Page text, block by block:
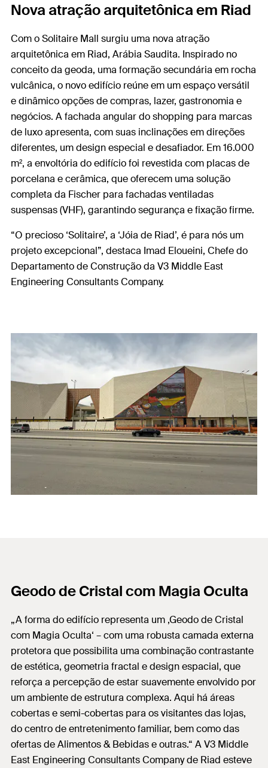
Nova atração arquitetônica em Riad
Com o Solitaire Mall surgiu uma nova atração
arquitetônica em Riad, Arábia Saudita. Inspirado no
conceito da geoda, uma formação secundária em rocha
vulcânica, o novo edifício reúne em um espaço versátil
e dinâmico opções de compras, lazer, gastronomia e
negócios. A fachada angular do shopping para marcas
de luxo apresenta, com suas inclinações em direções
diferentes, um design especial e desafiador. Em 16.000
m², a envoltória do edifício foi revestida com placas de
porcelana e cerâmica, que oferecem uma solução
completa da Fischer para fachadas ventiladas
suspensas (VHF), garantindo segurança e fixação firme.
“O precioso ‘Solitaire’, a ‘Jóia de Riad’, é para nós um
projeto excepcional”, destaca Imad Eloueini, Chefe do
Departamento de Construção da V3 Middle East
Engineering Consultants Company.
Geodo de Cristal com Magia Oculta
„A forma do edifício representa um ‚Geodo de Cristal
com Magia Oculta‘ – com uma robusta camada externa
protetora que possibilita uma combinação contrastante
de estética, geometria fractal e design espacial, que
reforça a percepção de estar suavemente envolvido por
um ambiente de estrutura complexa. Aqui há áreas
cobertas e semi-cobertas para os visitantes das lojas,
do centro de entretenimento familiar, bem como das
ofertas de Alimentos & Bebidas e outras.“ A V3 Middle
East Engineering Consultants Company de Riad esteve